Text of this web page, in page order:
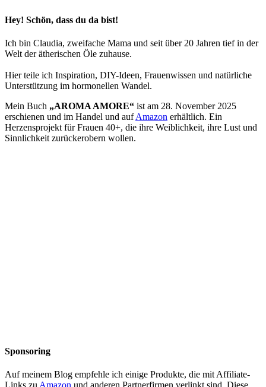
Hey! Schön, dass du da bist!
Ich bin Claudia, zweifache Mama und seit über 20 Jahren tief in der
Welt der ätherischen Öle zuhause.
Hier teile ich Inspiration, DIY-Ideen, Frauenwissen und natürliche
Unterstützung im hormonellen Wandel.
Mein Buch „AROMA AMORE“ ist am 28. November 2025
erschienen und im Handel und aufAmazon erhältlich. Ein
Herzensprojekt für Frauen 40+, die ihre Weiblichkeit, ihre Lust und
Sinnlichkeit zurückerobern wollen.
Sponsoring
Auf meinem Blog empfehle ich einige Produkte, die mit Affiliate-
Links zu Amazon und anderen Partnerfirmen verlinkt sind. Diese